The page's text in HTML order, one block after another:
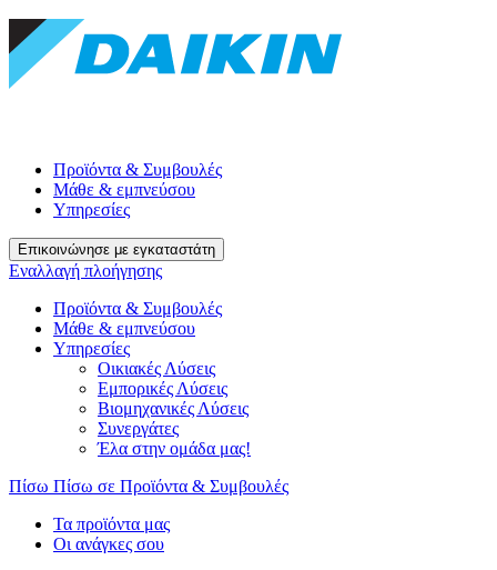
Προϊόντα & Συμβουλές
Μάθε & εμπνεύσου
Υπηρεσίες
Επικοινώνησε με εγκαταστάτη
Εναλλαγή πλοήγησης
Προϊόντα & Συμβουλές
Μάθε & εμπνεύσου
Υπηρεσίες
Οικιακές Λύσεις
Εμπορικές Λύσεις
Βιομηχανικές Λύσεις
Συνεργάτες
Έλα στην ομάδα μας!
Πίσω Πίσω σε Προϊόντα & Συμβουλές
Τα προϊόντα μας
Οι ανάγκες σου